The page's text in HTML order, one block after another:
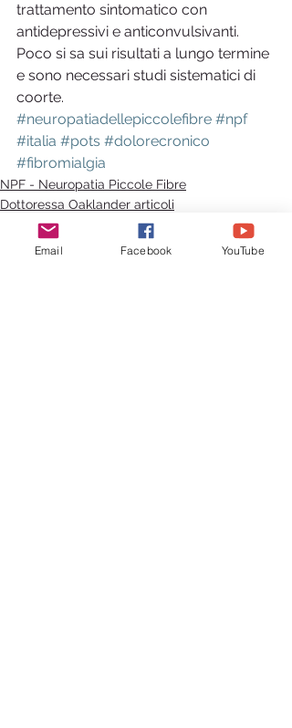
trattamento sintomatico con
antidepressivi e anticonvulsivanti.
Poco si sa sui risultati a lungo termine
e sono necessari studi sistematici di
coorte.
#neuropatiadellepiccolefibre #npf
#italia #pots #dolorecronico
#fibromialgia
NPF - Neuropatia Piccole Fibre
Dottoressa Oaklander articoli
Email Facebook YouTube